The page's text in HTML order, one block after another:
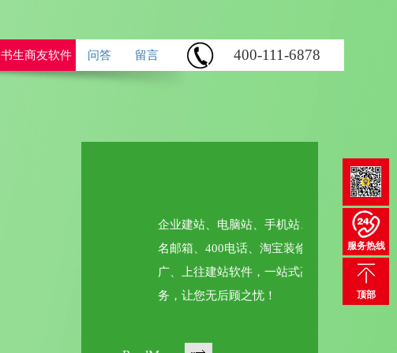
企业建站、电脑站、手机站、微信站、域
名邮箱、400电话、淘宝装修、网站推
广、上往建站软件，一站式高端建站服
务，让您无后顾之忧！
书生商友软件 问答 留言 400-111-6878
服务热线
顶部